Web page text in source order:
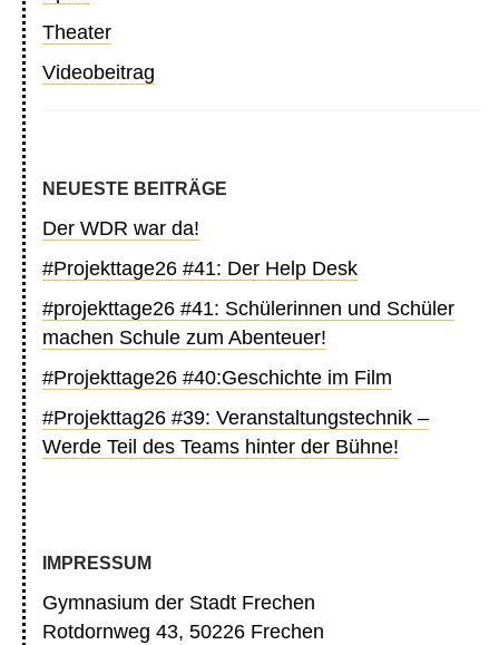
Theater
Videobeitrag
NEUESTE BEITRÄGE
Der WDR war da!
#Projekttage26 #41: Der Help Desk
#projekttage26 #41: Schülerinnen und Schüler
machen Schule zum Abenteuer!
#Projekttage26 #40:Geschichte im Film
#Projekttag26 #39: Veranstaltungstechnik –
Werde Teil des Teams hinter der Bühne!
IMPRESSUM
Gymnasium der Stadt Frechen
Rotdornweg 43, 50226 Frechen